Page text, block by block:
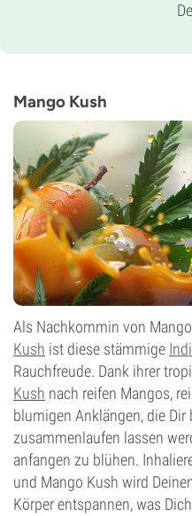
60%
10-11 wochen von
21%
CBD
0-1%
Blütentyp
Autoflowering
Mango Kush
Als Nachkommin von
Kush ist diese stämmige
Rauchfreude. Dank ihrer
Kush nach reifen Mangos,
blumigen Anklängen, die
zusammenlaufen lassen
anfangen zu blühen.
und Mango Kush wird
Körper entspannen, was